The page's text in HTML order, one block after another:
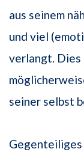
aus seinem
und viel
verlangt.
seiner selbst
Gegenteiliges